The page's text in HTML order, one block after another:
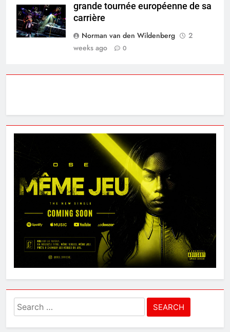
Berkhoudt
grande tournée européenne de sa
carrière
Norman van den Wildenberg
2
weeks ago
0
Search
for: